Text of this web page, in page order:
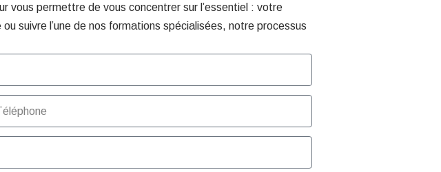
vous permettre de vous concentrer sur l’essentiel : votre
suivre l’une de nos formations spécialisées, notre processus